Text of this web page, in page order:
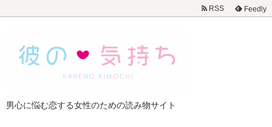
男心に悩む恋する女性のための読み物サイト
RSS Feedly